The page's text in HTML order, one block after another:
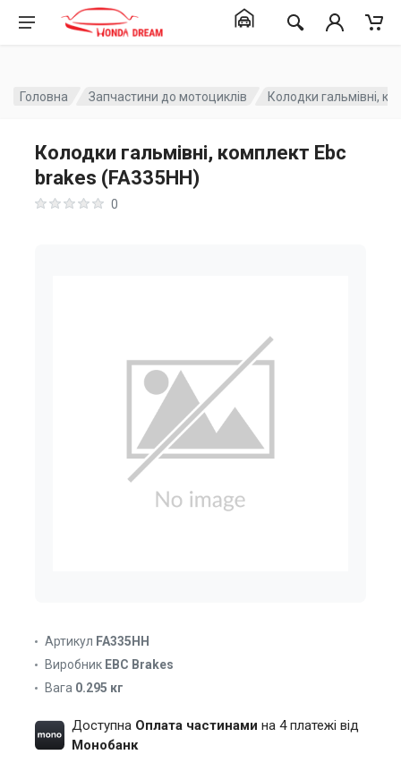
Головна Запчастини до мотоциклів Колодки гальмівні,
Колодки гальмівні, комплект Ebc
brakes (FA335HH)
0
Артикул FA335HH
Виробник EBC Brakes
Вага 0.295 кг
Доступна Оплата частинами на 4 платежі від
Монобанк